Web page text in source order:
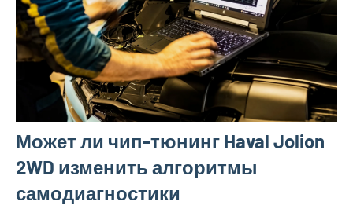
Может ли чип-тюнинг Haval Jolion
2WD изменить алгоритмы
самодиагностики